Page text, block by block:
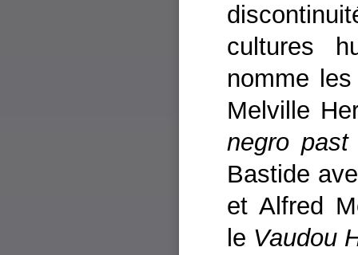
cultures
nomme
Melville
negro past
Bastide
et Alfred
le Vaudou